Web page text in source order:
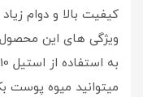
کیفیت بالا و دوام
ویژگی های این
میتوانید میوه پوست